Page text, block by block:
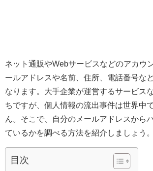
ネット通販やWebサービスなどのアカウ
ールアドレスや名前、住所、電話番号な
なります。大手企業が運営するサービス
ちですが、個人情報の流出事件は世界中
ん。そこで、自分のメールアドレスから
ているかを調べる方法を紹介しましょう。
目次